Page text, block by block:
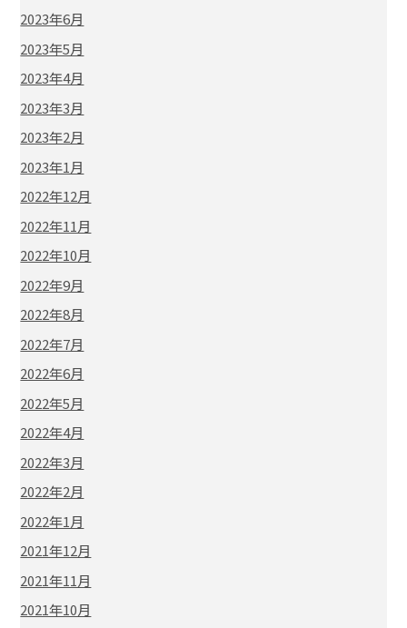
2023年6月
2023年5月
2023年4月
2023年3月
2023年2月
2023年1月
2022年12月
2022年11月
2022年10月
2022年9月
2022年8月
2022年7月
2022年6月
2022年5月
2022年4月
2022年3月
2022年2月
2022年1月
2021年12月
2021年11月
2021年10月